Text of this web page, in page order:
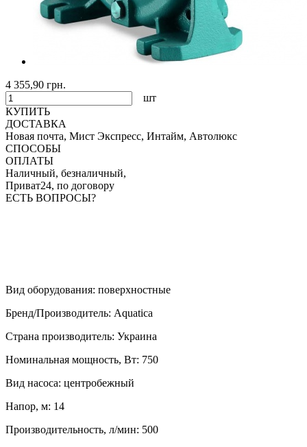
4 355,90 грн.
шт
КУПИТЬ
ДОСТАВКА
Новая почта, Мист Экспресс, Интайм, Автолюкс
СПОСОБЫ
ОПЛАТЫ
Наличный, безналичный,
Приват24, по договору
ЕСТЬ ВОПРОСЫ?
Вид оборудования: поверхностные
Бренд/Производитель: Aquatica
Страна производитель: Украина
Номинальная мощность, Вт: 750
Вид насоса: центробежный
Напор, м: 14
Производительность, л/мин: 500